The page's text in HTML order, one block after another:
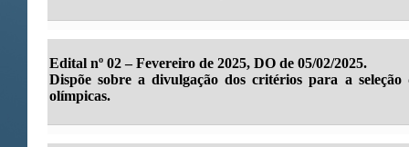
Edital nº 02 – Fevereiro de 2025, DO de 05/02/2025.
Dispõe sobre a divulgação dos critérios para a seleção
olímpicas.